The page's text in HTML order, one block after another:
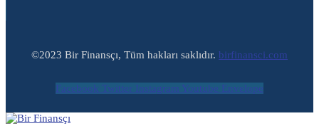
©2023 Bir Finansçı, Tüm hakları saklıdır. birfinansci.com
Facebook Twitter Instagram Youtube Envelope